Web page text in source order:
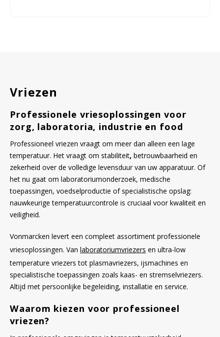
Vriezen
Professionele vriesoplossingen voor
zorg, laboratoria, industrie en food
Professioneel vriezen vraagt om meer dan alleen een lage
temperatuur. Het vraagt om stabiliteit, betrouwbaarheid en
zekerheid over de volledige levensduur van uw apparatuur. Of
het nu gaat om laboratoriumonderzoek, medische
toepassingen, voedselproductie of specialistische opslag:
nauwkeurige temperatuurcontrole is cruciaal voor kwaliteit en
veiligheid.
Vonmarcken levert een compleet assortiment professionele
vriesoplossingen. Van laboratoriumvriezers en ultra-low
temperature vriezers tot plasmavriezers, ijsmachines en
specialistische toepassingen zoals kaas- en stremselvriezers.
Altijd met persoonlijke begeleiding, installatie en service.
Waarom kiezen voor professioneel
vriezen?